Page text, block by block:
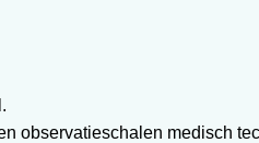
observatieschalen medisch